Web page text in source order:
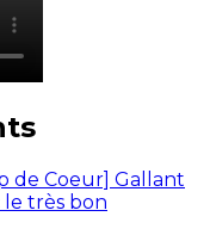
de Coeur] Gallant
très bon